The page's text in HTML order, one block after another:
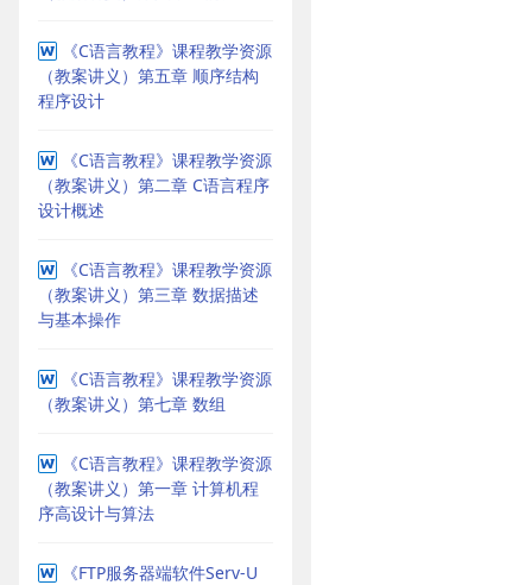
《C语言教程》课程教学资源
（教案讲义）第五章 顺序结构
程序设计
《C语言教程》课程教学资源
（教案讲义）第二章 C语言程序
设计概述
《C语言教程》课程教学资源
（教案讲义）第三章 数据描述
与基本操作
《C语言教程》课程教学资源
（教案讲义）第七章 数组
《C语言教程》课程教学资源
（教案讲义）第一章 计算机程
序高设计与算法
《FTP服务器端软件Serv-U